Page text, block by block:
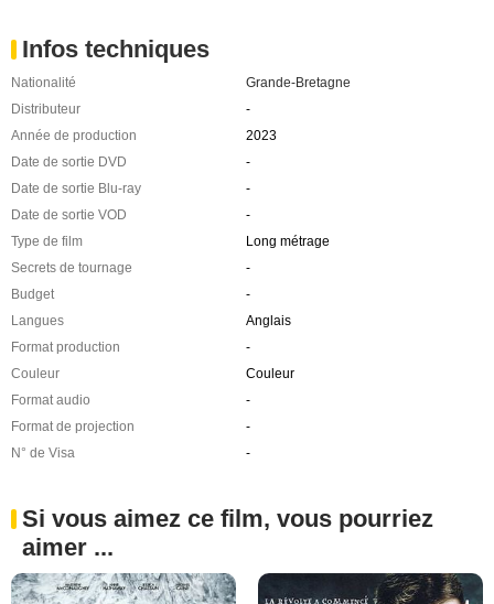
Infos techniques
Nationalité
Grande-Bretagne
Distributeur
-
Année de production
2023
Date de sortie DVD
-
Date de sortie Blu-ray
-
Date de sortie VOD
-
Type de film
Long métrage
Secrets de tournage
-
Budget
-
Langues
Anglais
Format production
-
Couleur
Couleur
Format audio
-
Format de projection
-
N° de Visa
-
Si vous aimez ce film, vous pourriez
aimer ...